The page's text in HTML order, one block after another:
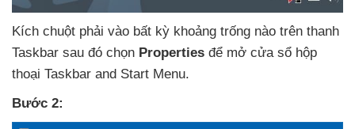
Kích chuột phải vào bất kỳ khoảng trống nào trên thanh
Taskbar sau đó chọn Properties để mở cửa sổ hộp
thoại Taskbar and Start Menu.
Bước 2: